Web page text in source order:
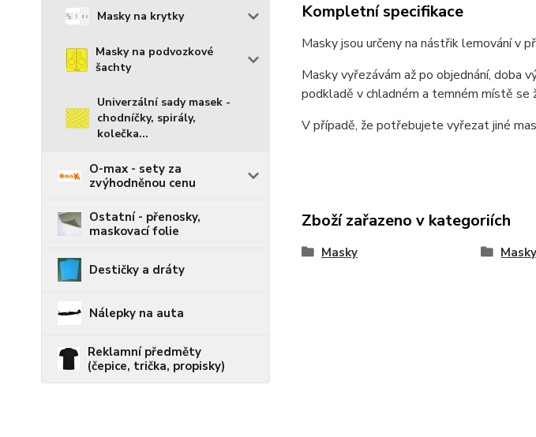
Masky na krytky
Masky na podvozkové
šachty
Univerzální sady masek -
chodníčky, spirály,
kolečka...
O-max - sety za
zvýhodněnou cenu
Ostatní - přenosky,
maskovací folie
Destičky a dráty
Nálepky na auta
Reklamní předměty
(čepice, trička, propisky)
Kompletní specifikace
Masky jsou určeny na nástřik lemování v
Masky vyřezávám až po objednání, doba
podkladě v chladném a temném místě se
V případě, že potřebujete vyřezat jiné
Zboží zařazeno v kategoriích
Masky